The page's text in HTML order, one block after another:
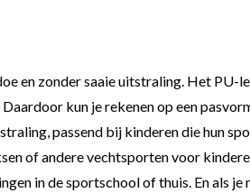
en zonder saaie uitstraling. Het PU-
kun je rekenen op een
passend bij kinderen die hun
of andere vechtsporten voor
in de sportschool of thuis. En als